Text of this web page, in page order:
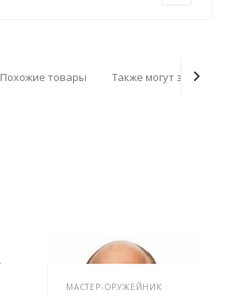
Похожие товары Также могут
МАСТЕР-ОРУЖЕЙНИК